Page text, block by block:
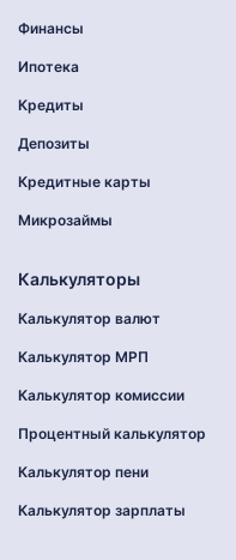
Финансы
Ипотека
Кредиты
Депозиты
Кредитные карты
Микрозаймы
Калькуляторы
Калькулятор валют
Калькулятор МРП
Калькулятор комиссии
Процентный калькулятор
Калькулятор пени
Калькулятор зарплаты